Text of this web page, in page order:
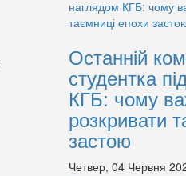
Останній
студентка
КГБ: чому
розкривати
застою
Четвер, 04 Червня